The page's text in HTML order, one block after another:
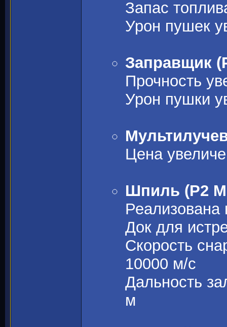
Запас
Урон пушек
Заправщик
Прочность
Урон пушки
Цена
Шпиль (P2
Реализована
Док для
Скорость
10000 м/с
Дальность
м